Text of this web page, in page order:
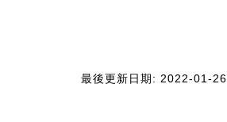
最後更新日期: 2022-01-26